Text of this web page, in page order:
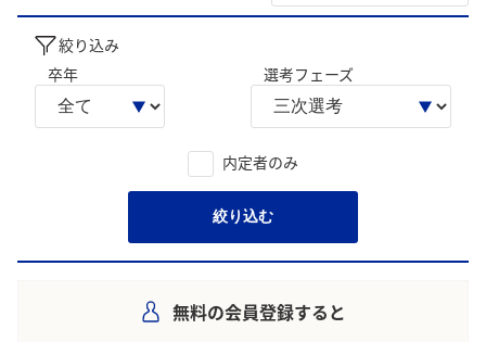
絞り込み
卒年
選考フェーズ
内定者のみ
絞り込む
無料の会員登録すると